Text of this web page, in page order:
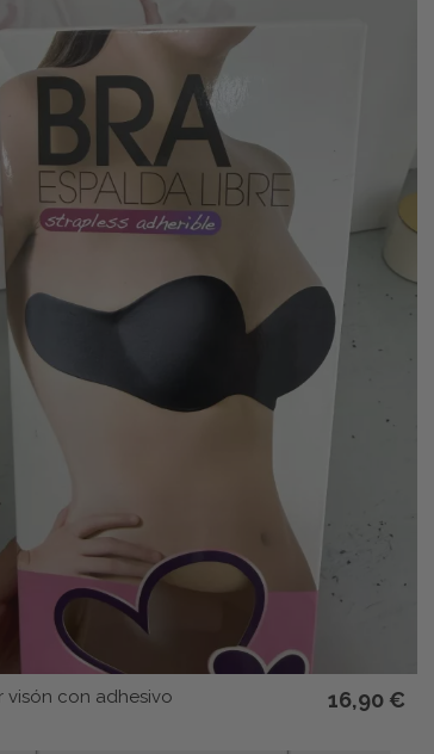
visón con adhesivo 16,90 €